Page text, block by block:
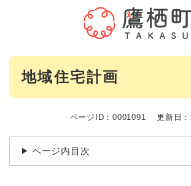
メニューを飛ばして本文へ
本
地域住宅計画
ページID：0001091 更新日
ページ内目次